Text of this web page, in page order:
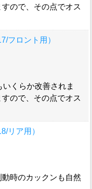
ので、その点でオス
フロント用）
くらか改善されま
ので、その点でオス
リア用）
時のカックンも自然